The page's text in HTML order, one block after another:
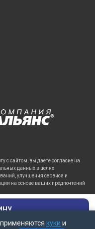
куки и
с сайтом, вы даете согласие на
данных в целях
улучшения сервиса и
на основе ваших предпочтений